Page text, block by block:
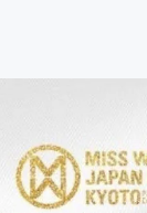
ェット